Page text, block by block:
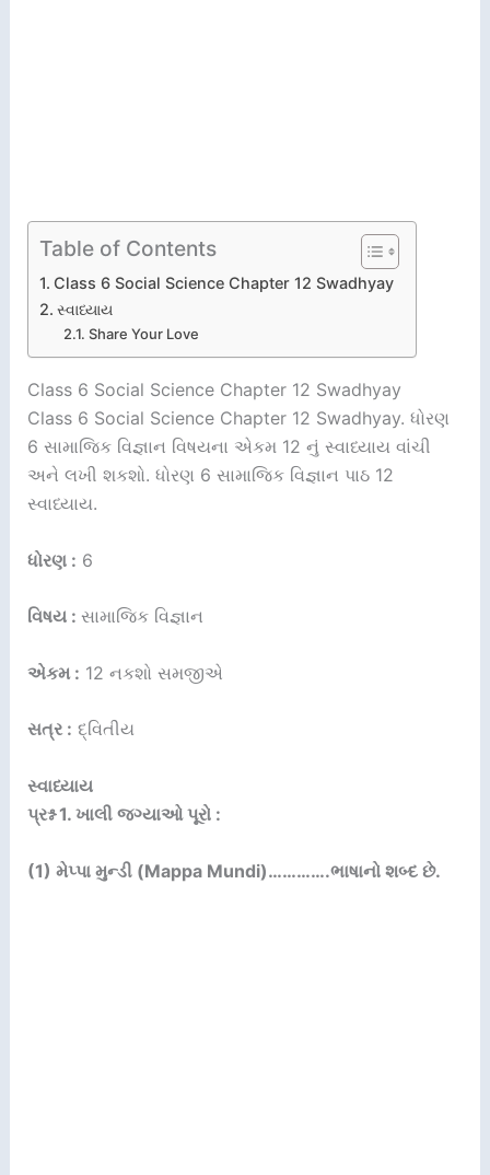
Table of Contents
Class 6 Social Science Chapter 12 Swadhyay
સ્વાધ્યાય
Share Your Love
Class 6 Social Science Chapter 12 Swadhyay
Class 6 Social Science Chapter 12 Swadhyay. ધોરણ
6 સામાજિક વિજ્ઞાન વિષયના એકમ 12 નું સ્વાધ્યાય વાંચી
અને લખી શકશો. ધોરણ 6 સામાજિક વિજ્ઞાન પાઠ 12
સ્વાધ્યાય.
ધોરણ : 6
વિષય : સામાજિક વિજ્ઞાન
એકમ : 12 નકશો સમજીએ
સત્ર : દ્વિતીય
સ્વાધ્યાય
પ્રશ્ન 1. ખાલી જગ્યાઓ પૂરો :
(1) મેપ્પા મુન્ડી (Mappa Mundi)………….ભાષાનો શબ્દ છે.